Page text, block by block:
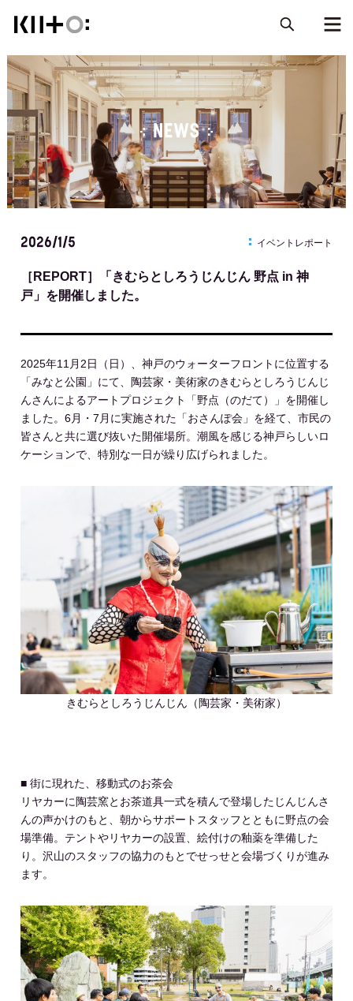
NEWS
2026/1/5 イベントレポート
［REPORT］「きむらとしろうじんじん 野点 in 神
戸」を開催しました。
2025年11月2日（日）、神戸のウォーターフロントに位置する
「みなと公園」にて、陶芸家・美術家のきむらとしろうじんじ
んさんによるアートプロジェクト「野点（のだて）」を開催し
ました。6月・7月に実施された「おさんぽ会」を経て、市民の
皆さんと共に選び抜いた開催場所。潮風を感じる神戸らしいロ
ケーションで、特別な一日が繰り広げられました。
きむらとしろうじんじん（陶芸家・美術家）
■ 街に現れた、移動式のお茶会
リヤカーに陶芸窯とお茶道具一式を積んで登場したじんじんさ
んの声かけのもと、朝からサポートスタッフとともに野点の会
場準備。テントやリヤカーの設置、絵付けの釉薬を準備した
り。沢山のスタッフの協力のもとでせっせと会場づくりが進み
ます。